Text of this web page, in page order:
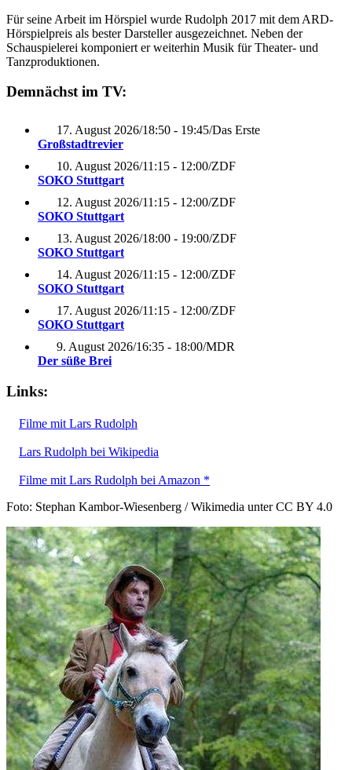
Für seine Arbeit im Hörspiel wurde Rudolph 2017 mit dem ARD-
Hörspielpreis als bester Darsteller ausgezeichnet. Neben der
Schauspielerei komponiert er weiterhin Musik für Theater- und
Tanzproduktionen.
Demnächst im TV:
17. August 2026/18:50 - 19:45/Das Erste
Großstadtrevier
10. August 2026/11:15 - 12:00/ZDF
SOKO Stuttgart
12. August 2026/11:15 - 12:00/ZDF
SOKO Stuttgart
13. August 2026/18:00 - 19:00/ZDF
SOKO Stuttgart
14. August 2026/11:15 - 12:00/ZDF
SOKO Stuttgart
17. August 2026/11:15 - 12:00/ZDF
SOKO Stuttgart
9. August 2026/16:35 - 18:00/MDR
Der süße Brei
Links:
Filme mit Lars Rudolph
Lars Rudolph bei Wikipedia
Filme mit Lars Rudolph bei Amazon *
Foto: Stephan Kambor-Wiesenberg / Wikimedia unter CC BY 4.0